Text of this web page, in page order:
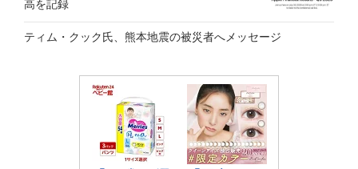
高を記録
ティム・クック氏、熊本地震の被災者へメッセージ